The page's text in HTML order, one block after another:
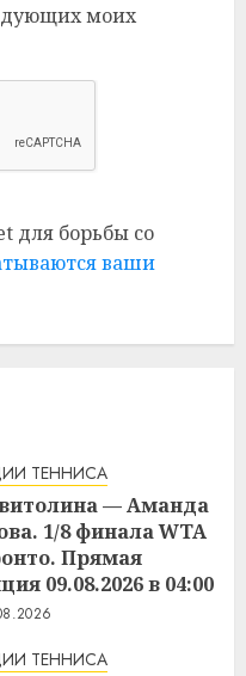
моих
для борьбы со
ваши
ТЕННИСА
— Аманда
1/8 финала WTA
Прямая
09.08.2026 в 04:00
ТЕННИСА